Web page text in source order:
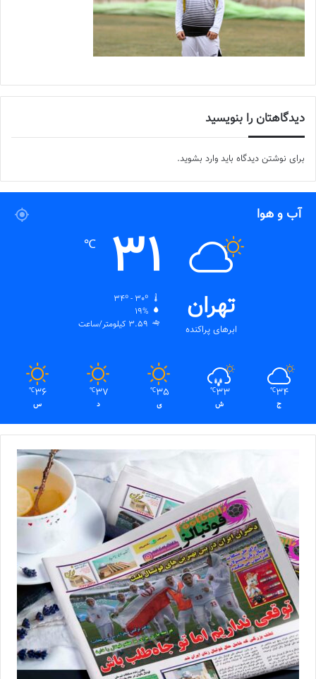
دیدگاهتان را بنویسید
برای نوشتن دیدگاه باید وارد بشوید.
آب و هوا
تهران
ابرهای پراکنده
31
℃
19%
3.59 کیلومتر/ساعت
34
℃
ج
33
℃
ش
35
℃
ی
37
℃
د
36
℃
س